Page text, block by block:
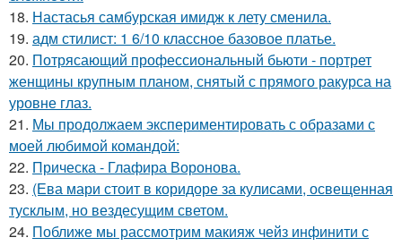
18. Настасья самбурская имидж к лету сменила.
19. адм стилист: 1 6/10 классное базовое платье.
20. Потрясающий профессиональный бьюти - портрет
женщины крупным планом, снятый с прямого ракурса на
уровне глаз.
21. Мы продолжаем экспериментировать с образами с
моей любимой командой:
22. Прическа - Глафира Воронова.
23. (Ева мари стоит в коридоре за кулисами, освещенная
тусклым, но вездесущим светом.
24. Поближе мы рассмотрим макияж чейз инфинити с